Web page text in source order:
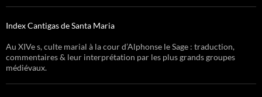
Index Cantigas de Santa Maria
Au XIVe s, culte marial à la cour d’Alphonse le Sage : traduction,
commentaires & leur interprétation par les plus grands groupes
médiévaux.